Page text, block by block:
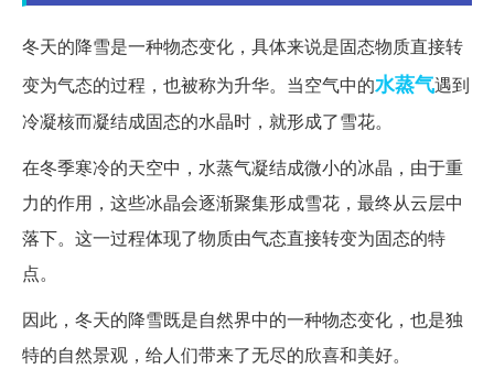
冬天的降雪是一种物态变化，具体来说是固态物质直接转
变为气态的过程，也被称为升华。当空气中的水蒸气遇到
冷凝核而凝结成固态的水晶时，就形成了雪花。
在冬季寒冷的天空中，水蒸气凝结成微小的冰晶，由于重
力的作用，这些冰晶会逐渐聚集形成雪花，最终从云层中
落下。这一过程体现了物质由气态直接转变为固态的特
点。
因此，冬天的降雪既是自然界中的一种物态变化，也是独
特的自然景观，给人们带来了无尽的欣喜和美好。